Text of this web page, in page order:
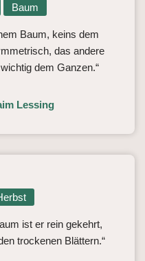
Baum
Baum, keins dem
das andere
dem Ganzen.“
Lessing
ist er rein gekehrt,
trockenen Blättern.“